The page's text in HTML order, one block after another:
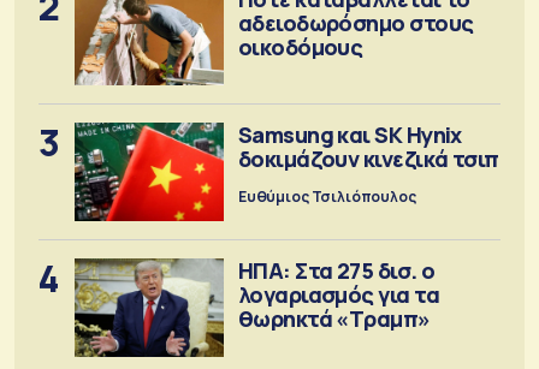
αδειοδωρόσημο στους
οικοδόμους
3
Samsung και SK Hynix
δοκιμάζουν κινεζικά τσιπ
Ευθύμιος Τσιλιόπουλος
4
ΗΠΑ: Στα 275 δισ. ο
λογαριασμός για τα
θωρηκτά «Τραμπ»